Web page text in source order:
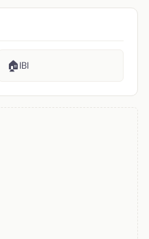
🏠IBI